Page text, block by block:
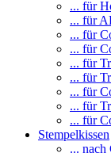
... für
... für
... für
... für
... für
... für
... für
... für
... für
Stempelkissen
... nach